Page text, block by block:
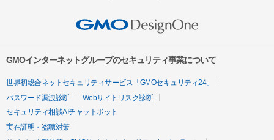
GMOインターネットグループのセキュリティ事業について
世界初総合ネットセキュリティサービス「GMOセキュリティ24」
パスワード漏洩診断
Webサイトリスク診断
セキュリティ相談AIチャットボット
実在証明・盗聴対策